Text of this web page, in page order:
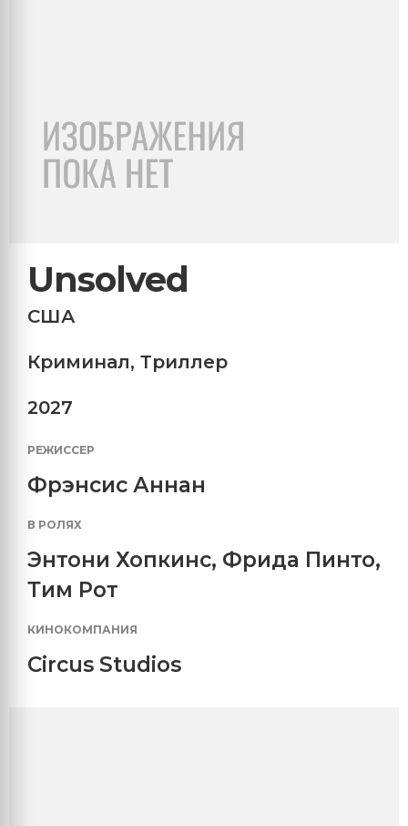
Unsolved
США
Криминал, Триллер
2027
РЕЖИССЕР
Фрэнсис Аннан
В РОЛЯХ
Энтони Хопкинс, Фрида Пинто,
Тим Рот
КИНОКОМПАНИЯ
Circus Studios